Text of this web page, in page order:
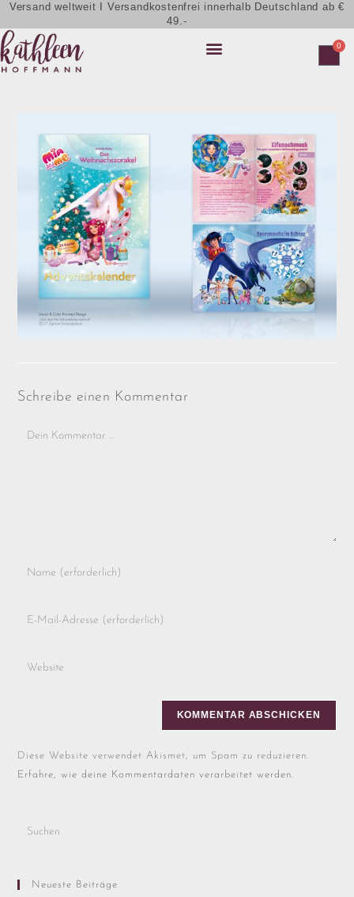
Versand weltweit I Versandkostenfrei innerhalb Deutschland ab €
49.-
0
Schreibe einen Kommentar
Diese Website verwendet Akismet, um Spam zu reduzieren.
Erfahre, wie deine Kommentardaten verarbeitet werden.
Neueste Beiträge